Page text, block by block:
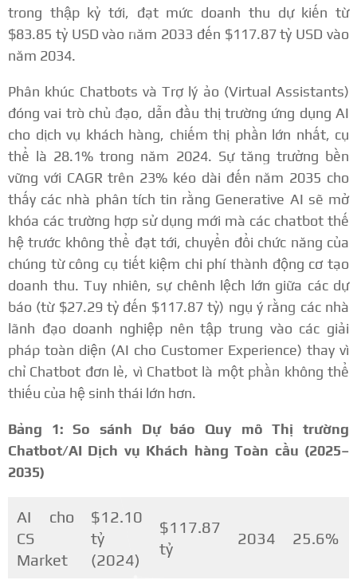
trong thập kỷ tới, đạt mức doanh thu dự kiến từ
$83.85 tỷ USD vào năm 2033 đến $117.87 tỷ USD vào
năm 2034.
Phân khúc Chatbots và Trợ lý ảo (Virtual Assistants)
đóng vai trò chủ đạo, dẫn đầu thị trường ứng dụng AI
cho dịch vụ khách hàng, chiếm thị phần lớn nhất, cụ
thể là 28.1% trong năm 2024. Sự tăng trưởng bền
vững với CAGR trên 23% kéo dài đến năm 2035 cho
thấy các nhà phân tích tin rằng Generative AI sẽ mở
khóa các trường hợp sử dụng mới mà các chatbot thế
hệ trước không thể đạt tới, chuyển đổi chức năng của
chúng từ công cụ tiết kiệm chi phí thành động cơ tạo
doanh thu. Tuy nhiên, sự chênh lệch lớn giữa các dự
báo (từ $27.29 tỷ đến $117.87 tỷ) ngụ ý rằng các nhà
lãnh đạo doanh nghiệp nên tập trung vào các giải
pháp toàn diện (AI cho Customer Experience) thay vì
chỉ Chatbot đơn lẻ, vì Chatbot là một phần không thể
thiếu của hệ sinh thái lớn hơn.
Bảng 1: So sánh Dự báo Quy mô Thị trường
Chatbot/AI Dịch vụ Khách hàng Toàn cầu (2025–
2035)
AI cho
CS
Market
$12.10
tỷ
(2024)
$117.87
tỷ
2034 25.6%